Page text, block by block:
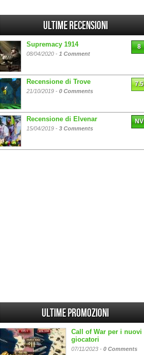
Ultime Recensioni
Supremacy 1914
08/04/2020 - 1 Comment
8
Recensione di Trove
21/10/2019 - 0 Comments
7.5
Recensione di Elvenar
15/04/2019 - 3 Comments
NV
Ultime promozioni
Call of War per i nuovi
giocatori
07/11/2023 - 0 Comments